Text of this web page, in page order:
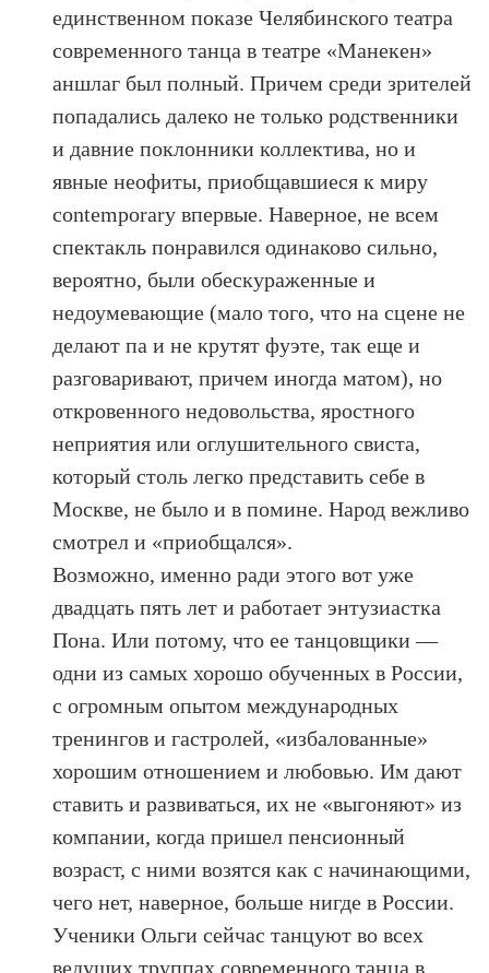
единственном показе Челябинского театра
современного танца в театре «Манекен»
аншлаг был полный. Причем среди зрителей
попадались далеко не только родственники
и давние поклонники коллектива, но и
явные неофиты, приобщавшиеся к миру
contemporary впервые. Наверное, не всем
спектакль понравился одинаково сильно,
вероятно, были обескураженные и
недоумевающие (мало того, что на сцене не
делают па и не крутят фуэте, так еще и
разговаривают, причем иногда матом), но
откровенного недовольства, яростного
неприятия или оглушительного свиста,
который столь легко представить себе в
Москве, не было и в помине. Народ вежливо
смотрел и «приобщался».
Возможно, именно ради этого вот уже
двадцать пять лет и работает энтузиастка
Пона. Или потому, что ее танцовщики —
одни из самых хорошо обученных в России,
с огромным опытом международных
тренингов и гастролей, «избалованные»
хорошим отношением и любовью. Им дают
ставить и развиваться, их не «выгоняют» из
компании, когда пришел пенсионный
возраст, с ними возятся как с начинающими,
чего нет, наверное, больше нигде в России.
Ученики Ольги сейчас танцуют во всех
ведущих труппах современного танца в